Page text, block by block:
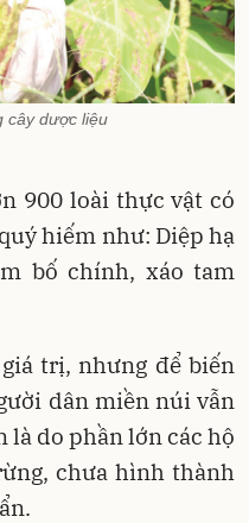
cây dược liệu
900 loài thực vật có
hiếm như: Diệp hạ
bố chính, xáo tam
trị, nhưng để biến
dân miền núi vẫn
do phần lớn các hộ
chưa hình thành